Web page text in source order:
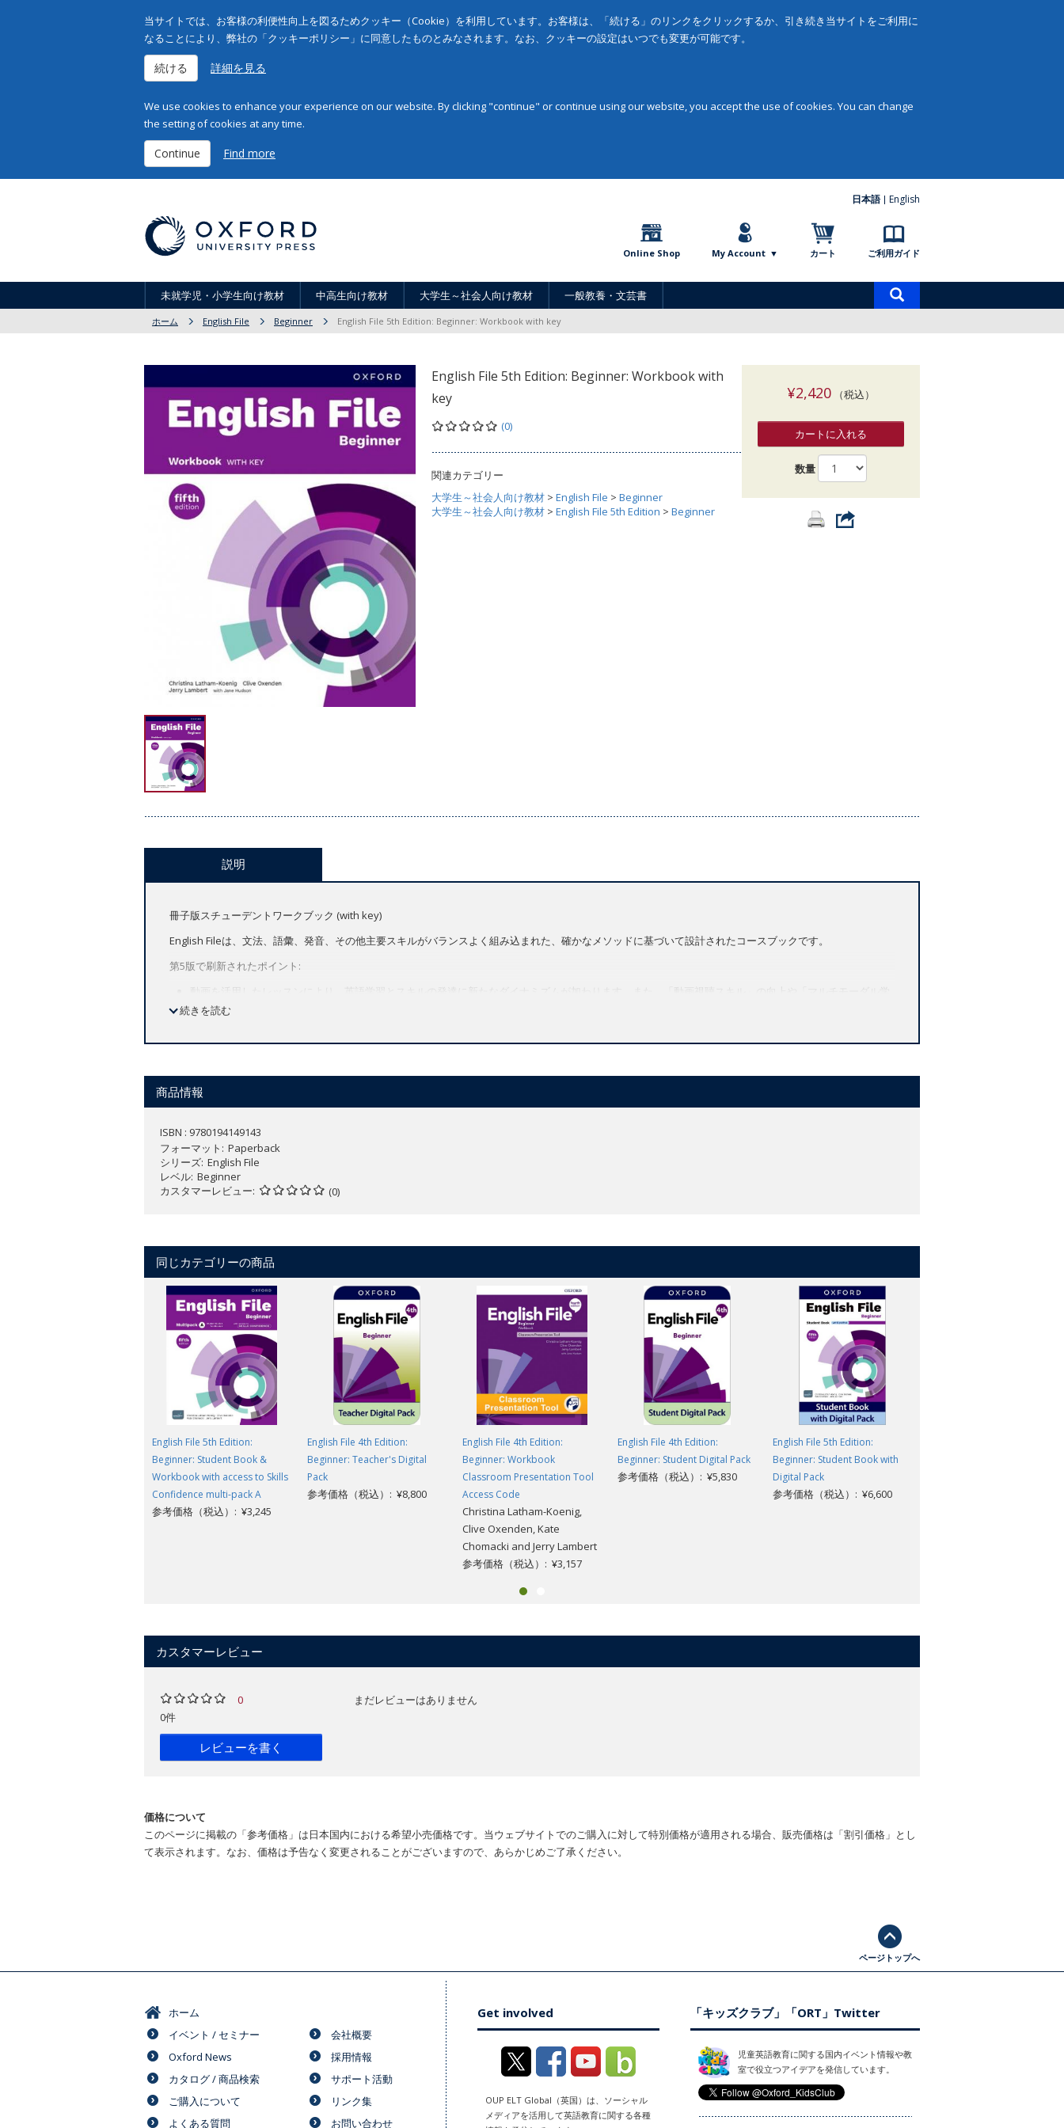
当サイトでは、お客様の利便性向上を図るためクッキー（Cookie）を利用しています。お客様は、「続ける」のリンクをクリックするか、引き続き当サイトをご利用に
なることにより、弊社の「クッキーポリシー」に同意したものとみなされます。なお、クッキーの設定はいつでも変更が可能です。
続ける 詳細を見る
We use cookies to enhance your experience on our website. By clicking "continue" or continue using our website, you accept the use of cookies. You can change
the setting of cookies at any time.
Continue Find more
日本語 English
Online Shop My Account カート ご利用ガイド
未就学児・小学生向け教材 中高生向け教材 大学生～社会人向け教材 一般教養・文芸書
索
ホーム English File Beginner English File 5th Edition: Beginner: Workbook with key
English File 5th Edition: Beginner: Workbook with
key
(0)
関連カテゴリー
大学生～社会人向け教材 > English File > Beginner
大学生～社会人向け教材 > English File 5th Edition > Beginner
¥2,420（税込）
カートに入れる
数量
説明
冊子版スチューデントワークブック (with key)
English Fileは、文法、語彙、発音、その他主要スキルがバランスよく組み込まれた、確かなメソッドに基づいて設計されたコースブックです。
第5版で刷新されたポイント:
動画を活用したレッスンにより、英語学習とスキルの発達に新たなダイナミズムが加わります。また、「動画視聴スキル」の向上や「マルチモーダル学
習」にも最適です。
強化されたスキルシラバスと実績のあるGVP (Grammer, Vocabulary, Pronunciation)メソッド
教材に関する詳細は
続きを読む
商品情報
ISBN : 9780194149143
フォーマット
Paperback
シリーズ English File
レベル Beginner
カスタマーレビュー
(0)
同じカテゴリーの商品
English File 5th Edition:
Beginner: Student Book &
Workbook with access to Skills
Confidence multi-pack A
参考価格（税込）: ¥3,245
English File 4th Edition:
Beginner: Teacher's Digital
Pack
参考価格（税込）: ¥8,800
English File 4th Edition:
Beginner: Workbook
Classroom Presentation Tool
Access Code
Christina Latham-Koenig,
Clive Oxenden, Kate
Chomacki and Jerry Lambert
参考価格（税込）: ¥3,157
English File 4th Edition:
Beginner: Student Digital Pack
参考価格（税込）: ¥5,830
English File 5th Edition:
Beginner: Student Book with
Digital Pack
参考価格（税込）: ¥6,600
カスタマーレビュー
0
0件
レビューを書く
まだレビューはありません
価格について
このページに掲載の「参考価格」は日本国内における希望小売価格です。当ウェブサイトでのご購入に対して特別価格が適用される場合、販売価格は「割引価格」とし
て表示されます。なお、価格は予告なく変更されることがございますので、あらかじめご了承ください。
ページトップへ
ホーム
イベント / セミナー
Oxford News
カタログ / 商品検索
ご購入について
よくある質問
会社概要
採用情報
サポート活動
リンク集
お問い合わせ
Get involved
OUP ELT Global（英国）は、ソーシャル
メディアを活用して英語教育に関する各種
「キッズクラブ」「ORT」Twitter
児童英語教育に関する国内イベント情報や教
室で役立つアイデアを発信しています。